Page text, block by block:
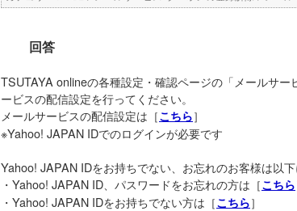
回答
TSUTAYA onlineの各種設定・確認ページの「メールサ
ービスの配信設定を行ってください。
メールサービスの配信設定は［こちら］
※Yahoo! JAPAN IDでのログインが必要です
Yahoo! JAPAN IDをお持ちでない、お忘れのお客様は以下
・Yahoo! JAPAN ID、パスワードをお忘れの方は［こちら
・Yahoo! JAPAN IDをお持ちでない方は［こちら］